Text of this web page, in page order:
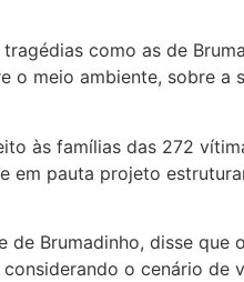
como as de
meio ambiente, sobre
às famílias das 272
pauta projeto
Brumadinho, disse
o cenário de